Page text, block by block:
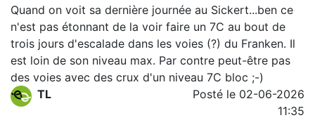
Quand on voit sa dernière journée au Sickert...ben ce
n'est pas étonnant de la voir faire un 7C au bout de
trois jours d'escalade dans les voies (?) du Franken. Il
est loin de son niveau max. Par contre peut-être pas
des voies avec des crux d'un niveau 7C bloc ;-)
TL
Posté le 02-06-2026
11:35